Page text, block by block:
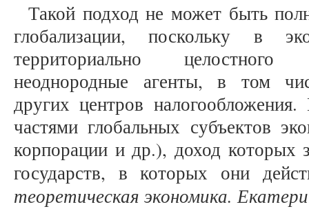
Такой подход не может быть
глобализации, поскольку в
территориально целостного
неоднородные агенты, в том
других центров
частями глобальных субъектов
корпорации и др.), доход
государств, в которых они
теоретическая экономика.